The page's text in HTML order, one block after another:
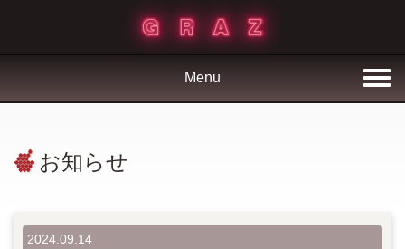
Menu
お知らせ
2024.09.14